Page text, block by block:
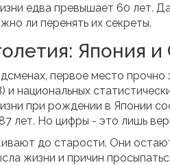
едва превышает 60 лет.
ли перенять их секреты.
Япония и
первое место
и национальных
при рождении в Японии
лет. Но цифры - это лишь
до старости. Они
жизни и причин